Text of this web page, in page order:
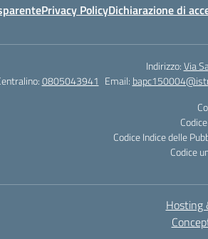
Privacy PolicyDichiarazione di
Indirizzo:Via
0805043941 Email:
Codice Indice delle
Codice
Hosting